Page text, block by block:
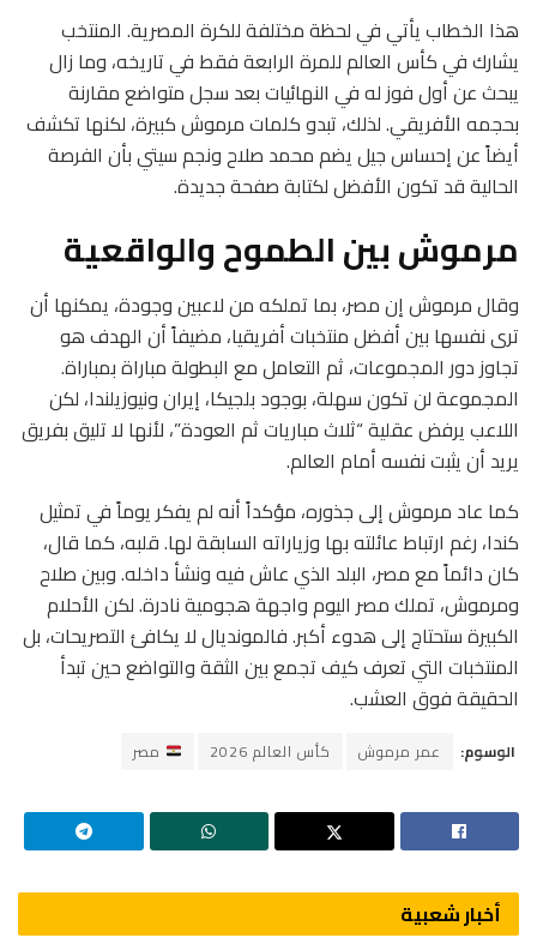
هذا الخطاب يأتي في لحظة مختلفة للكرة المصرية. المنتخب
يشارك في كأس العالم للمرة الرابعة فقط في تاريخه، وما زال
يبحث عن أول فوز له في النهائيات بعد سجل متواضع مقارنة
بحجمه الأفريقي. لذلك، تبدو كلمات مرموش كبيرة، لكنها تكشف
أيضاً عن إحساس جيل يضم محمد صلاح ونجم سيتي بأن الفرصة
الحالية قد تكون الأفضل لكتابة صفحة جديدة.
مرموش بين الطموح والواقعية
وقال مرموش إن مصر، بما تملكه من لاعبين وجودة، يمكنها أن
ترى نفسها بين أفضل منتخبات أفريقيا، مضيفاً أن الهدف هو
تجاوز دور المجموعات، ثم التعامل مع البطولة مباراة بمباراة.
المجموعة لن تكون سهلة، بوجود بلجيكا، إيران ونيوزيلندا، لكن
اللاعب يرفض عقلية “ثلاث مباريات ثم العودة”، لأنها لا تليق بفريق
يريد أن يثبت نفسه أمام العالم.
كما عاد مرموش إلى جذوره، مؤكداً أنه لم يفكر يوماً في تمثيل
كندا، رغم ارتباط عائلته بها وزياراته السابقة لها. قلبه، كما قال،
كان دائماً مع مصر، البلد الذي عاش فيه ونشأ داخله. وبين صلاح
ومرموش، تملك مصر اليوم واجهة هجومية نادرة. لكن الأحلام
الكبيرة ستحتاج إلى هدوء أكبر. فالمونديال لا يكافئ التصريحات، بل
المنتخبات التي تعرف كيف تجمع بين الثقة والتواضع حين تبدأ
الحقيقة فوق العشب.
الوسوم: عمر مرموش كأس العالم 2026 مصر
أخبار شعبية